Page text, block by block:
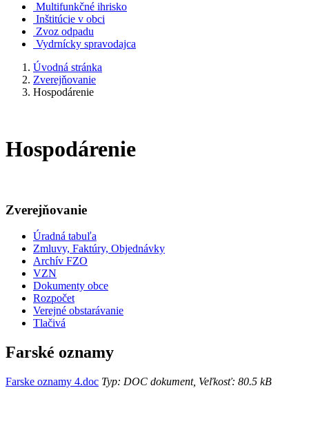
Multifunkčné ihrisko
Inštitúcie v obci
Zvoz odpadu
Vydrnícky spravodajca
Úvodná stránka
Zverejňovanie
Hospodárenie
Hospodárenie
Zverejňovanie
Úradná tabuľa
Zmluvy, Faktúry, Objednávky
Archív FZO
VZN
Dokumenty obce
Rozpočet
Verejné obstarávanie
Tlačivá
Farské oznamy
Farske oznamy 4.doc Typ: DOC dokument, Veľkosť: 80.5 kB